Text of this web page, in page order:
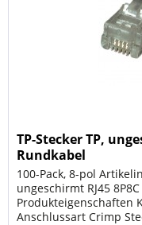
TP-Stecker TP,
Rundkabel
100-Pack, 8-pol
ungeschirmt RJ45
Produkteigenschaften
Anschlussart Crimp